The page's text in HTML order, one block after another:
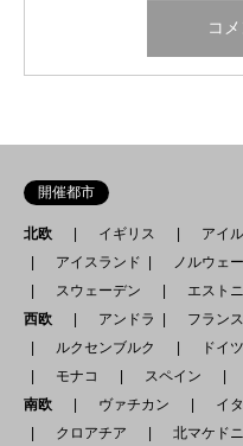
開催都市
北欧 イギリス アイ
アイスランド
ノルウェ
スウェーデン
エスト
西欧
アンドラ フラン
ルクセンブルク
ドイ
モナコ
スペイン
南欧
ヴァチカン イ
クロアチア
北マケド